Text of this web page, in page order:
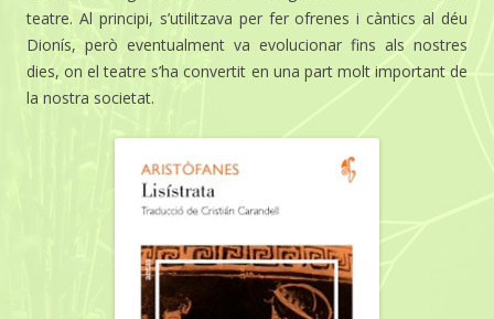
teatre. Al principi, s’utilitzava per fer ofrenes i càntics al déu
Dionís, però eventualment va evolucionar fins als nostres
dies, on el teatre s’ha convertit en una part molt important de
la nostra societat.